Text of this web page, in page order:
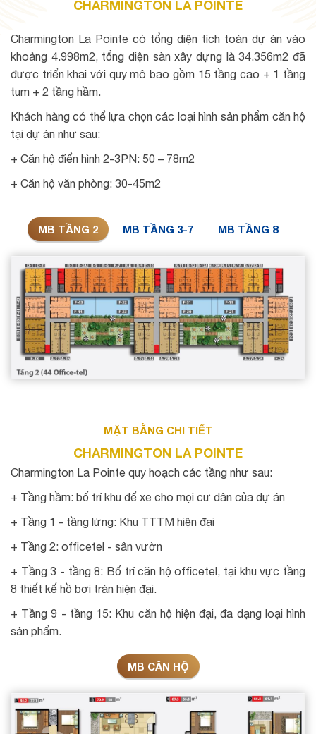
CHARMINGTON LA POINTE
Charmington La Pointe có tổng diện tích toàn dự án vào
khoảng 4.998m2, tổng diện sàn xây dựng là 34.356m2 đã
được triển khai với quy mô bao gồm 15 tầng cao + 1 tầng
tum + 2 tầng hầm.
Khách hàng có thể lựa chọn các loại hình sản phẩm căn hộ
tại dự án như sau:
+ Căn hộ điển hình 2-3PN: 50 – 78m2
+ Căn hộ văn phòng: 30-45m2
MB TẦNG 2 MB TẦNG 3-7 MB TẦNG 8
MẶT BẰNG CHI TIẾT
CHARMINGTON LA POINTE
Charmington La Pointe quy hoạch các tầng như sau:
+ Tầng hầm: bố trí khu để xe cho mọi cư dân của dự án
+ Tầng 1 - tầng lửng: Khu TTTM hiện đại
+ Tầng 2: officetel - sân vườn
+ Tầng 3 - tầng 8: Bố trí căn hộ officetel, tại khu vực tầng
8 thiết kế hồ bơi tràn hiện đại.
+ Tầng 9 - tầng 15: Khu căn hộ hiện đại, đa dạng loại hình
sản phẩm.
MB CĂN HỘ